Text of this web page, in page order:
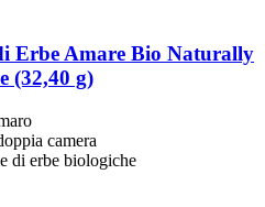
Erbe Amare Bio Naturally
(32,40 g)
camera
di erbe biologiche